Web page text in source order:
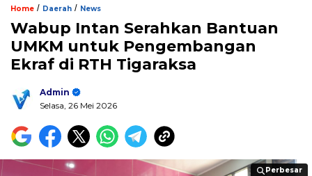
Home / Daerah / News
Wabup Intan Serahkan Bantuan
UMKM untuk Pengembangan
Ekraf di RTH Tigaraksa
Admin
Selasa, 26 Mei 2026
Perbesar
Perbesar